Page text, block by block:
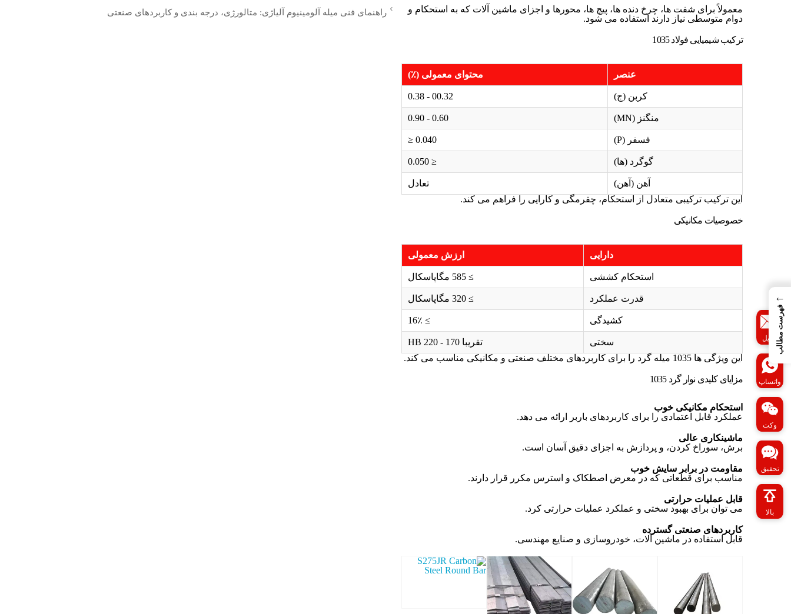
معمولاً برای شفت ها، چرخ دنده ها، پیچ ها، محورها و اجزای ماشین آلات که به استحکام و
دوام متوسطی نیاز دارند استفاده می شود.
ترکیب شیمیایی فولاد 1035
عنصر محتوای معمولی (٪)
کربن (ج) 00.32 - 0.38
منگنز (MN) 0.60 - 0.90
فسفر (P) 0.040 ≤
گوگرد (ها) ≤ 0.050
آهن (آهن)
تعادل
این ترکیب ترکیبی متعادل از استحکام، چقرمگی و کارایی را فراهم می کند.
خصوصیات مکانیکی
دارایی ارزش معمولی
استحکام کششی ≥ 585 مگاپاسکال
قدرت عملکرد ≥ 320 مگاپاسکال
کشیدگی ≥ 16٪
سختی
تقریبا 170 - 220 HB
این ویژگی ها 1035 میله گرد را برای کاربردهای مختلف صنعتی و مکانیکی مناسب می کند.
مزایای کلیدی نوار گرد 1035
استحکام مکانیکی خوب
عملکرد قابل اعتمادی را برای کاربردهای باربر ارائه می دهد.
ماشینکاری عالی
برش، سوراخ کردن، و پردازش به اجزای دقیق آسان است.
مقاومت در برابر سایش خوب
مناسب برای قطعاتی که در معرض اصطکاک و استرس مکرر قرار دارند.
قابل عملیات حرارتی
می توان برای بهبود سختی و عملکرد عملیات حرارتی کرد.
کاربردهای صنعتی گسترده
قابل استفاده در ماشین آلات، خودروسازی و صنایع مهندسی.
راهنمای فنی میله آلومینیوم آلیاژی: متالورژی، درجه بندی و کاربردهای صنعتی
ایمیل
واتساپ
وکت
تحقیق
بالا
←
فهرست مطالب